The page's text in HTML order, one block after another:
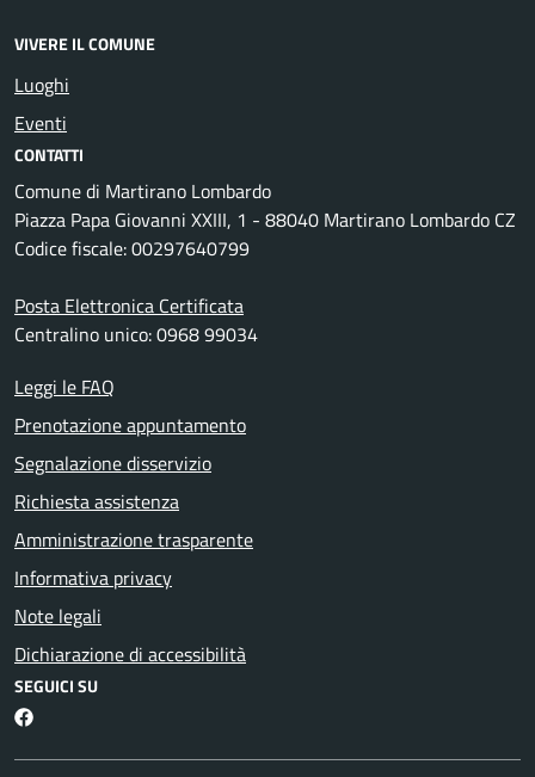
VIVERE IL COMUNE
Luoghi
Eventi
CONTATTI
Comune di Martirano Lombardo
Piazza Papa Giovanni XXIII, 1 - 88040 Martirano Lombardo CZ
Codice fiscale: 00297640799
Posta Elettronica Certificata
Centralino unico: 0968 99034
Leggi le FAQ
Prenotazione appuntamento
Segnalazione disservizio
Richiesta assistenza
Amministrazione trasparente
Informativa privacy
Note legali
Dichiarazione di accessibilità
SEGUICI SU
Martirano Lombardo Facebook